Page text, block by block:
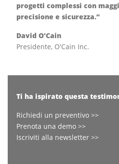
progetti complessi con
precisione e sicurezza.”
David O'Cain
Presidente, O'Cain Inc.
Ti ha ispirato questa
Richiedi un preventivo >>
Prenota una demo >>
Iscriviti alla newsletter >>